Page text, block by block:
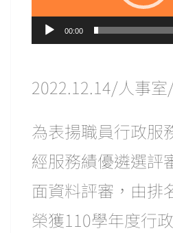
00:00
2022.12.14/人事
為表揚職員行政服
經服務績優遴選評
面資料評審，由排
榮獲110學年度行